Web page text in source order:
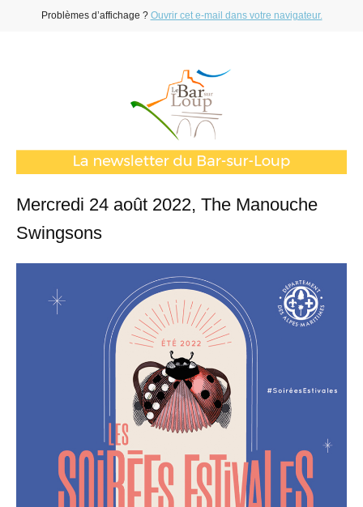
Problèmes d’affichage ? Ouvrir cet e-mail dans votre navigateur.
Mercredi 24 août 2022, The Manouche
Swingsons